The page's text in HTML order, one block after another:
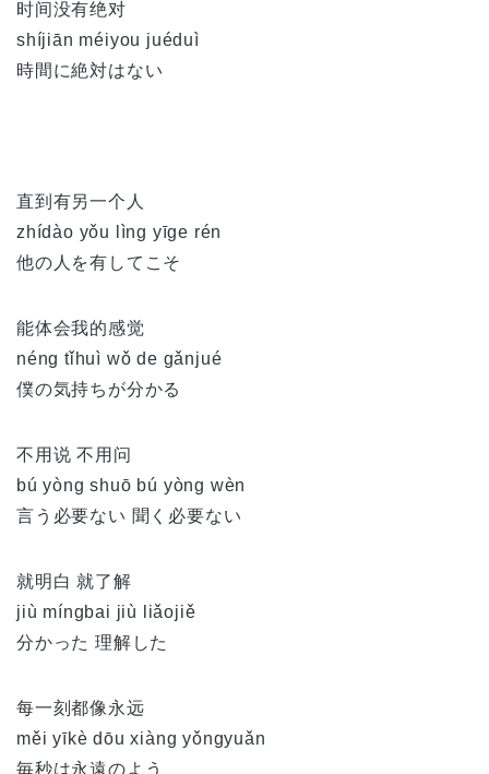
时间没有绝对
shíjiān méiyou juéduì
時間に絶対はない
直到有另一个人
zhídào yǒu lìng yīge rén
他の人を有してこそ
能体会我的感觉
néng tǐhuì wǒ de gǎnjué
僕の気持ちが分かる
不用说 不用问
bú yòng shuō bú yòng wèn
言う必要ない 聞く必要ない
就明白 就了解
jiù míngbai jiù liǎojiě
分かった 理解した
每一刻都像永远
měi yīkè dōu xiàng yǒngyuǎn
毎秒は永遠のよう